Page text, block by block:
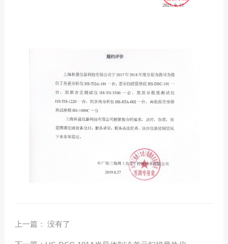
上一篇： 没有了